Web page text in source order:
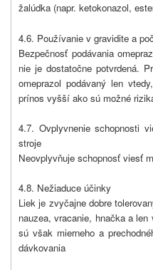
žalúdka (napr. ketokonazol,
4.6. Používanie v gravidite a
Bezpečnosť podávania
nie je dostatočne potvrdená.
omeprazol podávaný len
prínos vyšší ako sú možné
4.7. Ovplyvnenie schopnosti
stroje
Neovplyvňuje schopnosť viesť
4.8. Nežiaduce účinky
Liek je zvyčajne dobre
nauzea, vracanie, hnačka a
sú však mierneho a
dávkovania